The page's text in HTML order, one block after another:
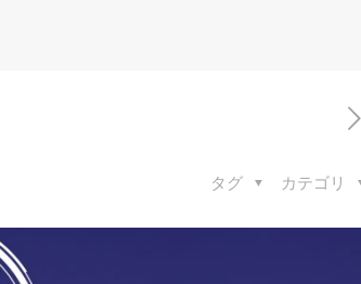
カテゴリ
タグ